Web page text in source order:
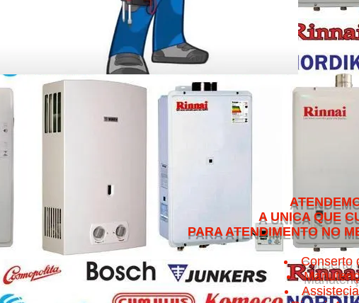
ATENDEMOS NO
A UNICA QUE CUMPRE O
PARA ATENDIMENTO NO MESMO
Conserto